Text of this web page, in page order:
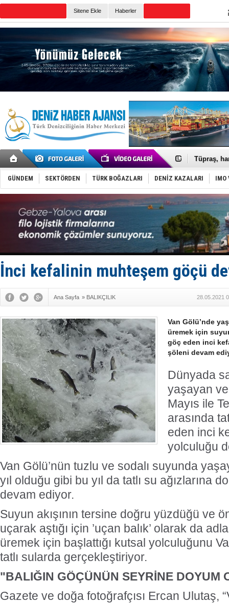
Sitene Ekle Haberler
Anadolu
Tüpraş,
İTU AUV,
LNG
PROYAD,
Türkiye-
Türk
Deniz
DÖDER,
Fairline,
Baltık
Runit
Türk
GÜNDEM SEKTÖRDEN TÜRK BOĞAZLARI DENİZ KAZALARI IMO
İnci kefalinin muhteşem göçü
Ana Sayfa » BALIKÇILIK 28.05.2021
Van Gölü’nde
üremek için
göç eden inci
şöleni devam
Dünyada
yaşayan
Mayıs ile
arasında
eden inci
yolculuğu
Van Gölü’nün tuzlu ve sodalı suyunda
yıl olduğu gibi bu yıl da tatlı su ağızlarına
devam ediyor.
Suyun akışının tersine doğru yüzdüğü ve
uçarak aştığı için ’uçan balık’ olarak da
üremek için başlattığı kutsal yolculuğunu
tatlı sularda gerçekleştiriyor.
"BALIĞIN GÖÇÜNÜN SEYRİNE DOYUM
Gazete ve doğa fotoğrafçısı Ercan Ulutaş,